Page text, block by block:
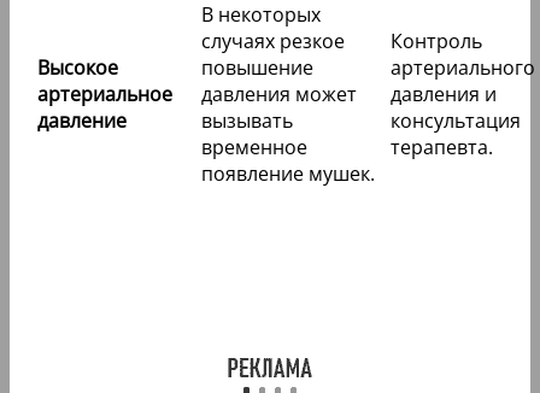
Высокое
артериальное
давление
В некоторых
случаях резкое
повышение
давления может
вызывать
временное
появление мушек.
Контроль
артериального
давления и
консультация
терапевта.